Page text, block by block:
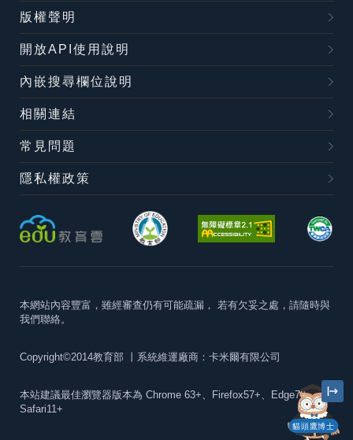
貓頭鷹博士
版權聲明
開放API使用說明
內嵌搜尋欄位說明
相關連結
常見問題
隱私權政策
本網站內容豐富，雖經審查仍有可能疏漏， 若有欠妥之處，請隨時與
我們聯絡。
Copyright©2014教育部 丨系統維運廠商：卡米爾有限公司
本站建議最佳瀏覽器版本為 Chrome 63+、Firefox57+、Edge79+及
Safari11+